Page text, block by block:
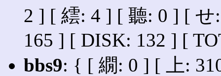
2 ] [ 繧: 4 ] [ 聽: 0 ] [
165 ] [ DISK: 132 ] [
bbs9: { [ 繝: 0 ] [ 上: